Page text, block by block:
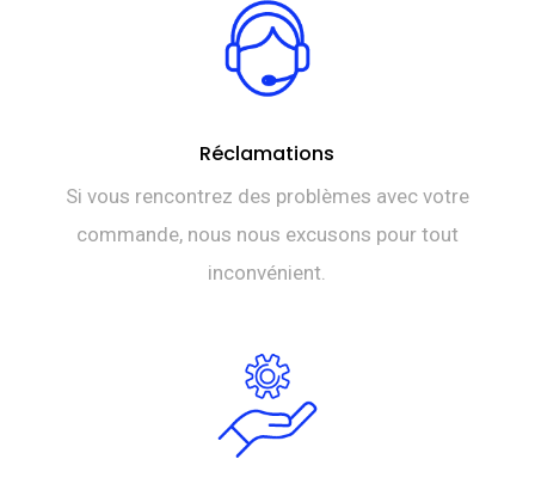
Réclamations
Si vous rencontrez des problèmes avec votre
commande, nous nous excusons pour tout
inconvénient.